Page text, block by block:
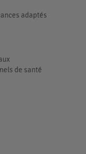
adaptés
de santé